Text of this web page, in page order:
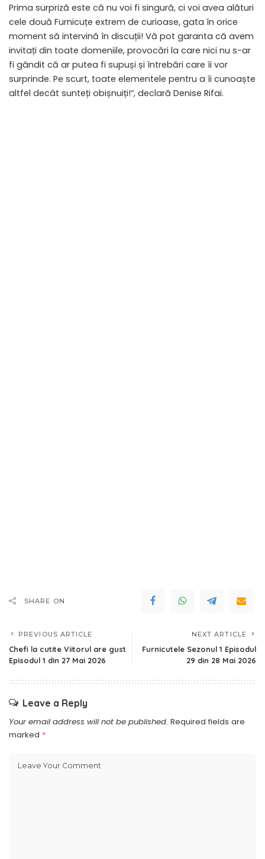
Prima surpriză este că nu voi fi singură, ci voi avea alături
cele două Furnicuțe extrem de curioase, gata în orice
moment să intervină în discuții! Vă pot garanta că avem
invitați din toate domeniile, provocări la care nici nu s-ar
fi gândit că ar putea fi supuși și întrebări care îi vor
surprinde. Pe scurt, toate elementele pentru a îi cunoaște
altfel decât sunteți obișnuiți!”, declară Denise Rifai.
SHARE ON
PREVIOUS ARTICLE
Chefi la cutite Viitorul are gust
Episodul 1 din 27 Mai 2026
NEXT ARTICLE
Furnicutele Sezonul 1 Episodul
29 din 28 Mai 2026
Leave a Reply
Your email address will not be published. Required fields are
marked *